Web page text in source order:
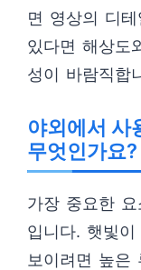
면 영상의 디
있다면 해상도
성이 바람직합
야외에서 사
무엇인가요?
가장 중요한
입니다. 햇빛
보이려면 높은